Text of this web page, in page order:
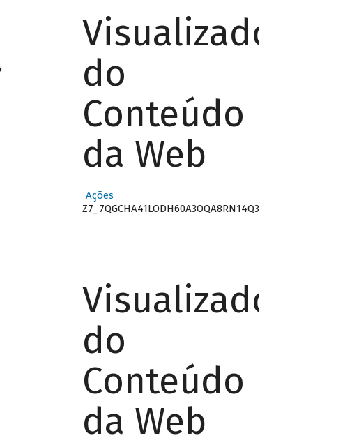
Visualizador
do
Conteúdo
da Web
Ações
Z7_7QGCHA41LODH60A3OQA8RN14Q3
Visualizador
do
Conteúdo
da Web